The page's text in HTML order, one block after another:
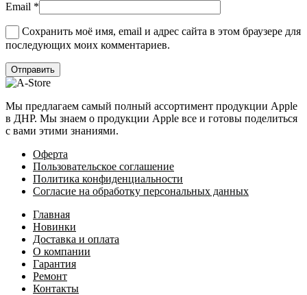
Email *
Сохранить моё имя, email и адрес сайта в этом браузере для
последующих моих комментариев.
Мы предлагаем самый полный ассортимент продукции Apple
в ДНР. Мы знаем о продукции Apple все и готовы поделиться
с вами этими знаниями.
Оферта
Пользовательское соглашение
Политика конфиденциальности
Согласие на обработку персональных данных
Главная
Новинки
Доставка и оплата
О компании
Гарантия
Ремонт
Контакты